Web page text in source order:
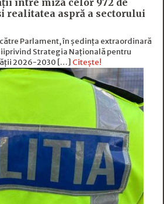
realitatea aspră a sectorului
Parlament, în ședința extraordinară
Strategia Națională pentru
2026-2030 […] Citește!